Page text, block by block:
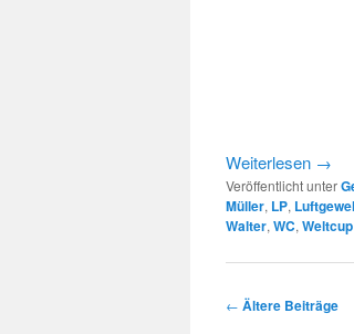
Weiterlesen →
Veröffentlicht unter
Müller, LP,
Walter, WC, Weltcup
Beitragsnavigation
← Ältere Beiträge